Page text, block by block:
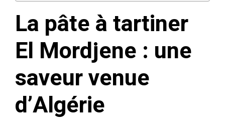
La pâte à tartiner
El Mordjene : une
saveur venue
d’Algérie